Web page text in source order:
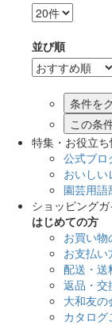
並び順
この条
特集・お役立ち
公式ブロ
おいしい
園芸用語
ショッピングガ
はじめての方
お買い物
お支払い
配送・送
返品・交
大和友の
カタログ